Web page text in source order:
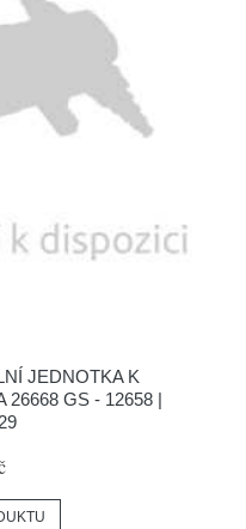
JEDNOTKA K
26668 GS - 12658 |